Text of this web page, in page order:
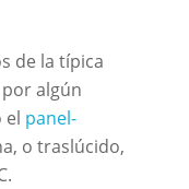
de la típica
algún
el panel-
o traslúcido,